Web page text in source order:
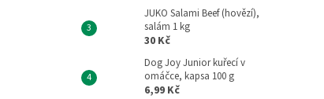
JUKO Salami Beef (hovězí),
salám 1 kg
30 Kč
Dog Joy Junior kuřecí v
omáčce, kapsa 100 g
6,99 Kč